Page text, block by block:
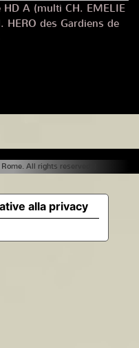
HD A (multi CH. EMELIE
des Gardiens de
All rights reserved. |
alla privacy